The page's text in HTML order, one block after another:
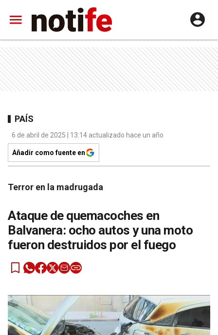
PAÍS
6 de abril de 2025 | 13:14 actualizado hace un año
Añadir como fuente en
Terror en la madrugada
Ataque de quemacoches en
Balvanera: ocho autos y una moto
fueron destruidos por el fuego